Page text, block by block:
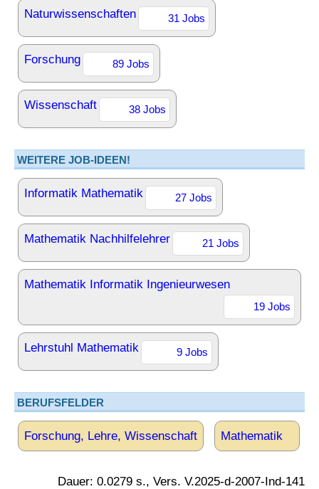
Naturwissenschaften 31 Jobs
Forschung 89 Jobs
Wissenschaft 38 Jobs
WEITERE JOB-IDEEN!
Informatik Mathematik 27 Jobs
Mathematik Nachhilfelehrer 21 Jobs
Mathematik Informatik Ingenieurwesen
19 Jobs
Lehrstuhl Mathematik 9 Jobs
BERUFSFELDER
Forschung, Lehre, Wissenschaft Mathematik
Dauer: 0.0279 s., Vers. V.2025-d-2007-Ind-141